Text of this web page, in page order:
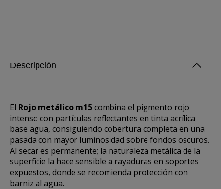
Descripción
El Rojo metálico m15combina el pigmento rojo
intenso con partículas reflectantes en tinta acrílica
base agua, consiguiendo cobertura completa en una
pasada con mayor luminosidad sobre fondos oscuros.
Al secar es permanente; la naturaleza metálica de la
superficie la hace sensible a rayaduras en soportes
expuestos, donde se recomienda protección con
barniz al agua.